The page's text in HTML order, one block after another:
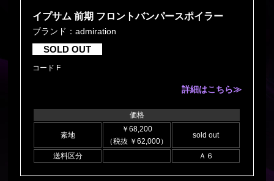
イプサム 前期 フロントバンパースポイラー
ブランド：admiration
SOLD OUT
コード F
詳細はこちら≫
価格
素地
￥68,200
（税抜 ￥62,000）
sold out
送料区分 Ａ６